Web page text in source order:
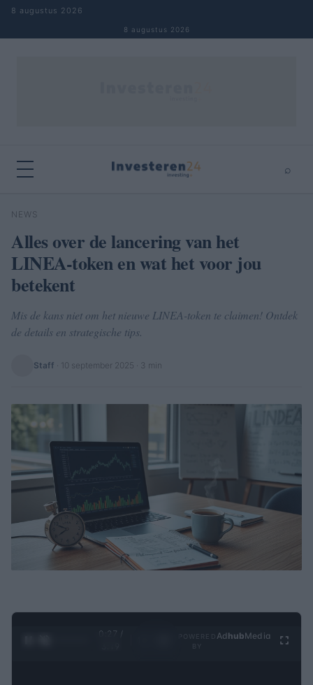
Naar inhoud springen
8 augustus 2026
8 augustus 2026
⌕
Zoeken
NEWS
Alles over de lancering van het
LINEA-token en wat het voor jou
betekent
Mis de kans niet om het nieuwe LINEA-token te claimen! Ontdek
de details en strategische tips.
Staff 10 september 2025 · 3 min
0:28 /
Ad hubMedia